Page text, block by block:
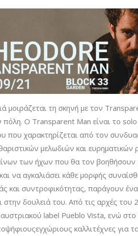
μοιράζεται τη σκηνή με τον
πόλη. O Transparent Man είναι το
που χαρακτηρίζεται από τον
μελωδιών και ευρηματικών
των ήχων που θα τον βοηθήσουν
να αγκαλιάσει κάθε μορφής
και συντροφικότητας, παράγουν
δουλειά του. Από τις αρχές του
label Pueblo Vista, ενώ
καλλιτέχνες για